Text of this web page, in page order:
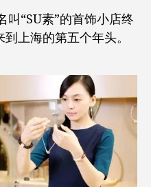
叫“SU素”的首饰小店终
上海的第五个年头。